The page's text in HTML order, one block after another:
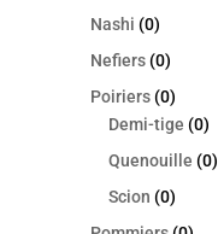
Nashi (0)
Nefiers (0)
Poiriers (0)
Demi-tige (0)
Quenouille (0)
Scion (0)